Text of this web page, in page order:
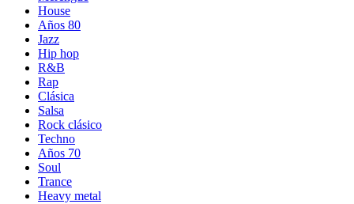
House
Años 80
Jazz
Hip hop
R&B
Rap
Clásica
Salsa
Rock clásico
Techno
Años 70
Soul
Trance
Heavy metal